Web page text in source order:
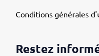
Conditions générales
Restez